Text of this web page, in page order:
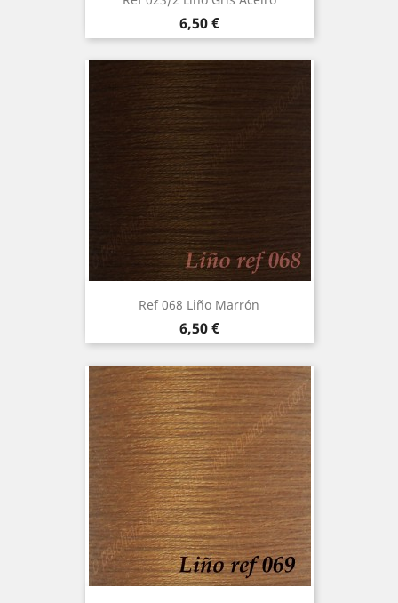
Precio
6,50 €
Ref 068 Liño Marrón
Precio
6,50 €